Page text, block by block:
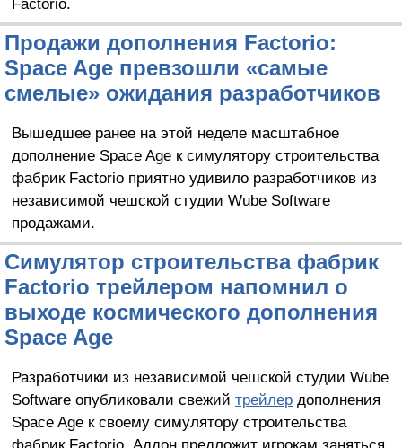
Продажи дополнения Factorio:
Space Age превзошли «самые
смелые» ожидания разработчиков
Вышедшее ранее на этой неделе масштабное
дополнение Space Age к симулятору строительства
фабрик Factorio приятно удивило разработчиков из
независимой чешской студии Wube Software
продажами.
Симулятор строительства фабрик
Factorio трейлером напомнил о
выходе космического дополнения
Space Age
Разработчики из независимой чешской студии Wube
Software опубликовали свежий трейлердополнения
Space Age к своему симулятору строительства
фабрик Factorio. Аддон предложит игрокам заняться